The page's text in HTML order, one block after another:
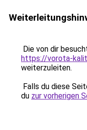
Die von dir
https://vorota-
weiterzuleiten.
Falls du diese
du zur vorherigen